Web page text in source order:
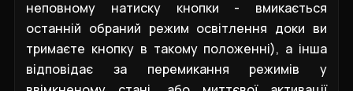
неповному натиску кнопки - вмикається
останній обраний режим освітлення доки ви
тримаєте кнопку в такому положенні), а інша
відповідає за перемикання режимів у